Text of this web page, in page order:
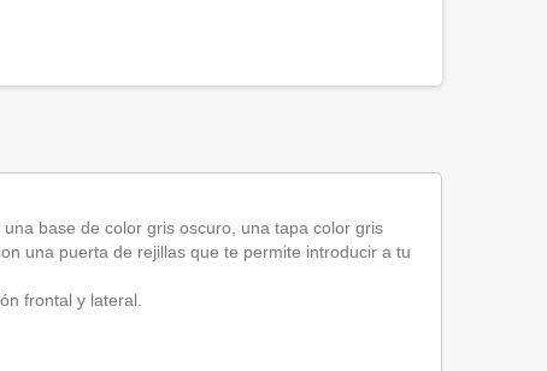
base de color gris oscuro, una tapa color gris
una puerta de rejillas que te permite introducir a tu
frontal y lateral.